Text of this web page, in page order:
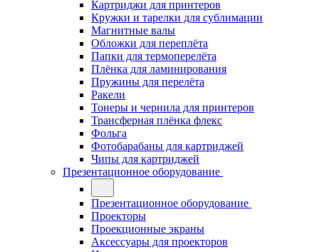
Картриджи для принтеров
Кружки и тарелки для сублимации
Магнитные валы
Обложки для переплёта
Папки для термоперелёта
Плёнка для ламинирования
Пружины для перелёта
Ракели
Тонеры и чернила для принтеров
Трансферная плёнка флекс
Фольга
Фотобарабаны для картриджей
Чипы для картриджей
Презентационное оборудование
Презентационное оборудование
Проекторы
Проекционные экраны
Аксессуары для проекторов